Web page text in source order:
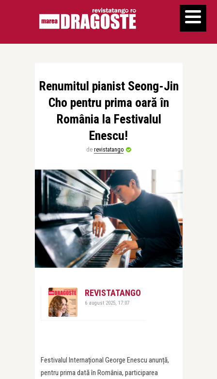
Renumitul pianist Seong-Jin
Cho pentru prima oară în
România la Festivalul
Enescu!
de revistatango
REVISTATANGO
6 august 2025, 17:07
Festivalul Internațional George Enescu anunță,
pentru prima dată în România, participarea